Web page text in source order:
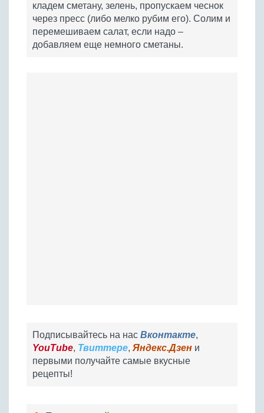
кладем сметану, зелень, пропускаем чеснок
через пресс (либо мелко рубим его). Солим и
перемешиваем салат, если надо –
добавляем еще немного сметаны.
Подписывайтесь на нас Вконтакте,
YouTube, Твиттере, Яндекс.Дзен и
первыми получайте самые вкусные
рецепты!